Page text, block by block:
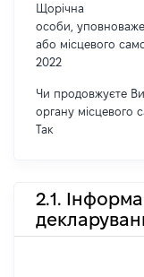
Щорічна
особи,
або місцевого
2022
Чи продовжуєте
органу місцевого
Так
2.1.